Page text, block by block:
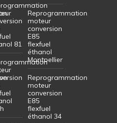
81
Reprogrammation
moteur
conversion
E85
flexfuel
éthanol
Montpellier
Reprogrammation
moteur
conversion
E85
flexfuel
éthanol 34